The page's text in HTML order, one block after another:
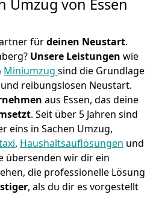
Umzug von Essen
fürdeinen Neustart.
Unsere Leistungen wie
Miniumzug sind die Grundlage
reibungslosen Neustart.
aus Essen, das deine
. Seit über 5 Jahren sind
eins in Sachen Umzug,
, Haushaltsauflösungen und
übersenden wir dir ein
die professionelle Lösung
, als du dir es vorgestellt